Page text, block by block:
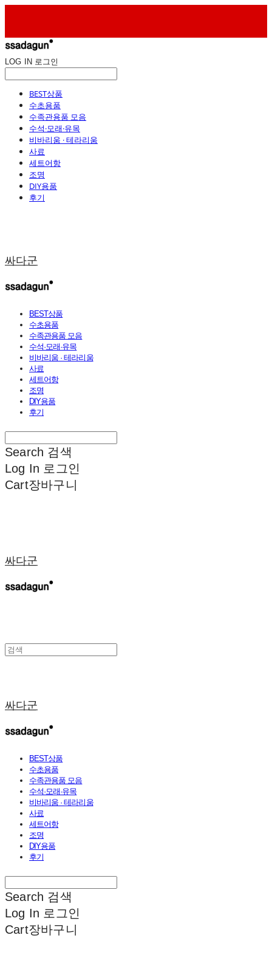
LOG IN 로그인
BEST상품
수초용품
수족관용품 모음
수석·모래·유목
비바리움 · 테라리움
사료
세트어항
조명
DIY용품
후기
싸다군
BEST상품
수초용품
수족관용품 모음
수석·모래·유목
비바리움 · 테라리움
사료
세트어항
조명
DIY용품
후기
Search 검색
Log In 로그인
Cart장바구니
싸다군
싸다군
BEST상품
수초용품
수족관용품 모음
수석·모래·유목
비바리움 · 테라리움
사료
세트어항
조명
DIY용품
후기
Search 검색
Log In 로그인
Cart장바구니